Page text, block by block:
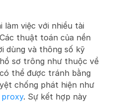
làm việc với nhiều tài
thuật toán của nền
dùng và thông số kỹ
sơ trông như thuộc về
thể được tránh bằng
proxy. Sự kết hợp này